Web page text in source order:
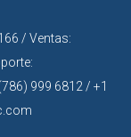
/ Ventas:
999 6812 / +1